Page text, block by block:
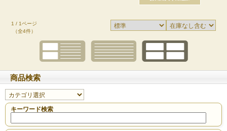
1 / 1ページ
（全4件）
商品検索
キーワード検索